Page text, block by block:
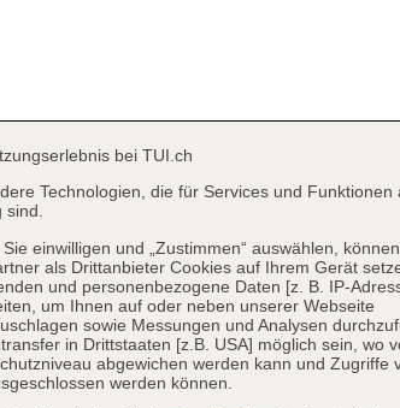
bei TUI.ch
Technologien, die für Services und Funktionen
sind.
einwilligen und „Zustimmen“ auswählen,
als Drittanbieter Cookies auf Ihrem Gerät
und personenbezogene Daten [z. B. IP-
um Ihnen auf oder neben unserer Webseite
sowie Messungen und Analysen
in Drittstaaten [z.B. USA] möglich sein, wo
abgewichen werden kann und Zugriffe
werden können.